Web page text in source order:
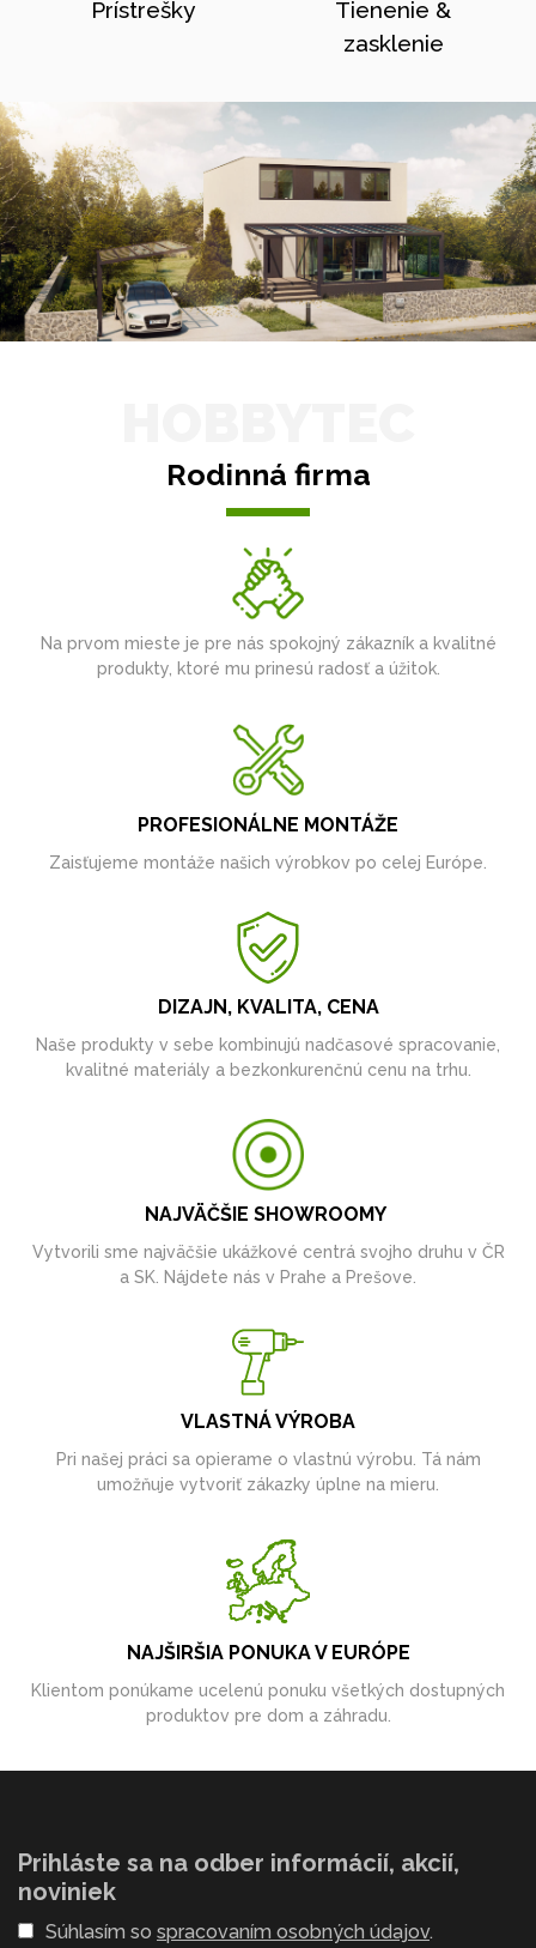
Prístrešky
Tienenie &
zasklenie
Rodinná firma
Na prvom mieste je pre nás spokojný zákazník a kvalitné
produkty, ktoré mu prinesú radosť a úžitok.
PROFESIONÁLNE MONTÁŽE
Zaisťujeme montáže našich výrobkov po celej Európe.
DIZAJN, KVALITA, CENA
Naše produkty v sebe kombinujú nadčasové spracovanie,
kvalitné materiály a bezkonkurenčnú cenu na trhu.
NAJVÄČŠIE SHOWROOMY
Vytvorili sme najväčšie ukážkové centrá svojho druhu v ČR
a SK. Nájdete nás v Prahe a Prešove.
VLASTNÁ VÝROBA
Pri našej práci sa opierame o vlastnú výrobu. Tá nám
umožňuje vytvoriť zákazky úplne na mieru.
NAJŠIRŠIA PONUKA V EURÓPE
Klientom ponúkame ucelenú ponuku všetkých dostupných
produktov pre dom a záhradu.
Prihláste sa na odber informácií, akcií,
noviniek
Súhlasím so spracovaním osobných údajov.